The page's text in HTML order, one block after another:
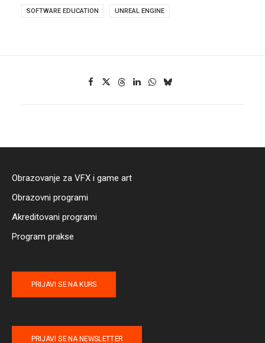
SOFTWARE EDUCATION UNREAL ENGINE
Obrazovanje za VFX i game art
Obrazovni programi
Akreditovani programi
Program prakse
PRIJAVI SE NA KURS
PRIJAVI SE NA NEWSLETTER